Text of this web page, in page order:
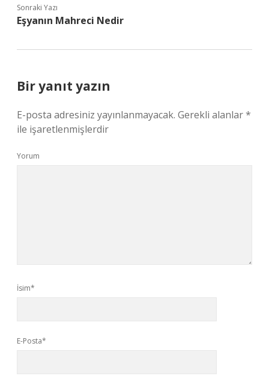
Sonraki Yazı
Eşyanın Mahreci Nedir
Bir yanıt yazın
E-posta adresiniz yayınlanmayacak. Gerekli alanlar*
ile işaretlenmişlerdir
Yorum
İsim*
E-Posta*